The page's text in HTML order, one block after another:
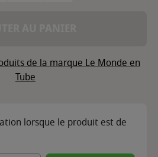
de la marque Le Monde en
Tube
lorsque le produit est de